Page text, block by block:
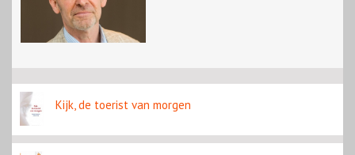
Kijk, de toerist van morgen